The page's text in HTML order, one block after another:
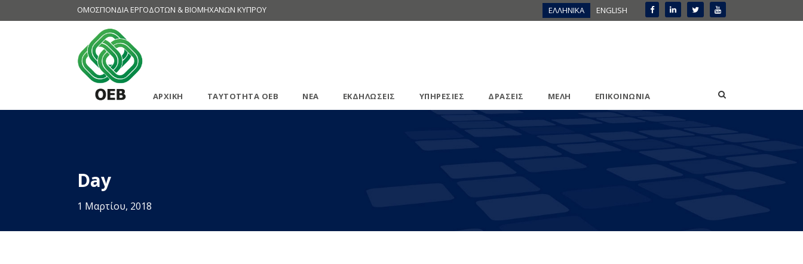
ΟΜΟΣΠΟΝΔΙΑ ΕΡΓΟΔΟΤΩΝ & ΒΙΟΜΗΧΑΝΩΝ ΚΥΠΡΟΥ ΕΛΛΗΝΙΚΑ ENGLISH
ΑΡΧΙΚΗ ΤΑΥΤΟΤΗΤΑ ΟΕΒ ΝΕΑ ΕΚΔΗΛΩΣΕΙΣ ΥΠΗΡΕΣΙΕΣ ΔΡΑΣΕΙΣ ΜΕΛΗ ΕΠΙΚΟΙΝΩΝΙΑ
Day
1 Μαρτίου, 2018